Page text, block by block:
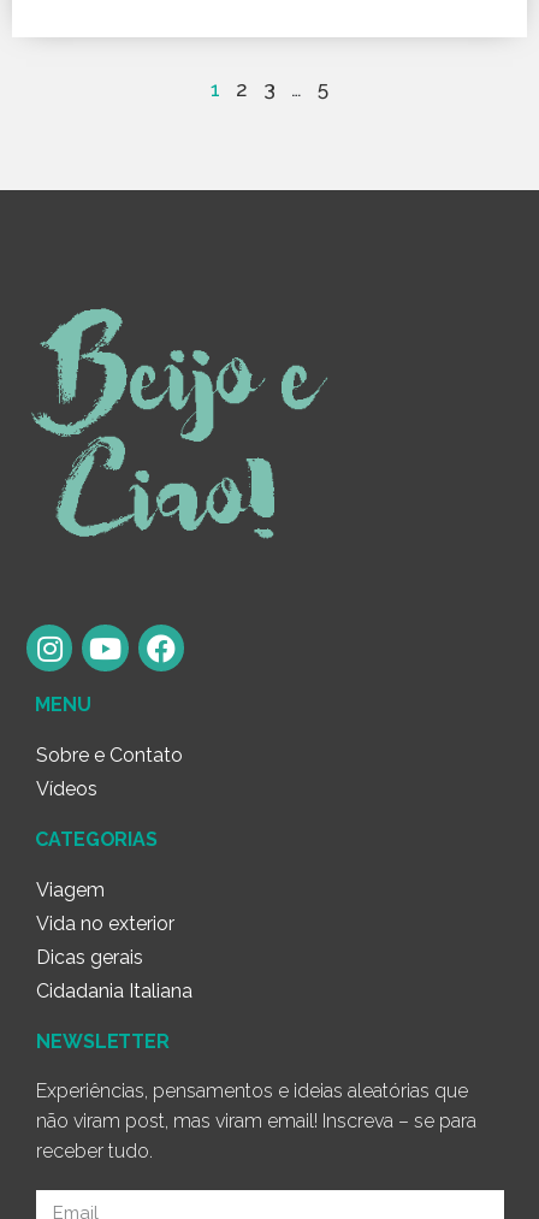
1 2 3 … 5
MENU
Sobre e Contato
Vídeos
CATEGORIAS
Viagem
Vida no exterior
Dicas gerais
Cidadania Italiana
NEWSLETTER
Experiências, pensamentos e ideias aleatórias que
não viram post, mas viram email! Inscreva – se para
receber tudo.